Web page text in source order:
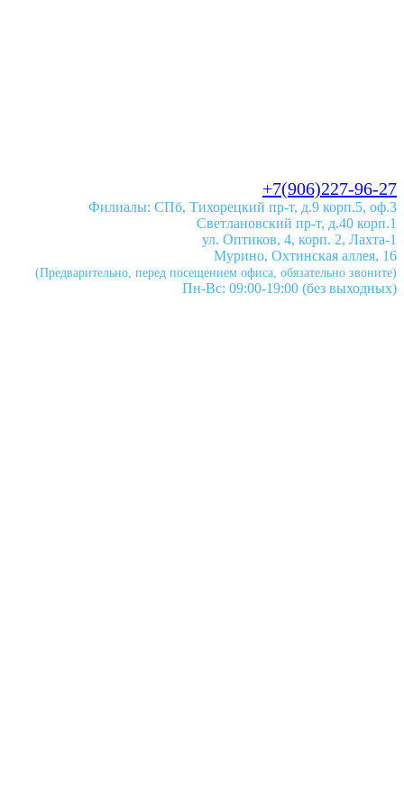
+7(906)227-96-27
Филиалы: СПб, Тихорецкий пр-т, д.9 корп.5, оф.3
Светлановский пр-т, д.40 корп.1
ул. Оптиков, 4, корп. 2, Лахта-1
Мурино, Охтинская аллея, 16
(Предварительно, перед посещением офиса, обязательно звоните)
Пн-Вс: 09:00-19:00 (без выходных)